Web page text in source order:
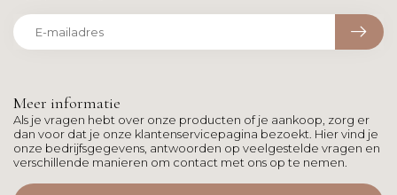
Meer informatie
Als je vragen hebt over onze producten of je aankoop, zorg er
dan voor dat je onze klantenservicepagina bezoekt. Hier vind je
onze bedrijfsgegevens, antwoorden op veelgestelde vragen en
verschillende manieren om contact met ons op te nemen.